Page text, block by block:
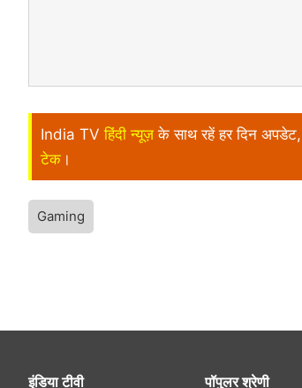
India TV हिंदी न्यूज़ के साथ रहें हर दिन अपडेट,
टेक ।
Gaming
इंडिया टीवी पॉपुलर श्रेणी